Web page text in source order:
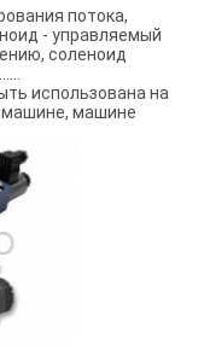
потока,
- управляемый
соленоид
использована на
машине